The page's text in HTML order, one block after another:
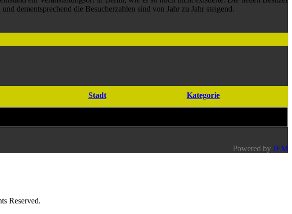
dementsprechend die Besucherzahlen sind von Jahr zu Jahr steigend.
Stadt Kategorie
Powered by JEM
Reserved.